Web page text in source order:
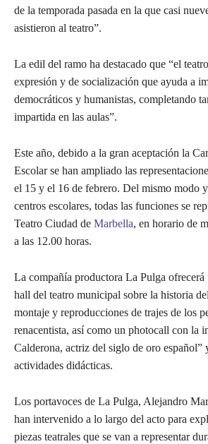
de la temporada pasada en la que casi
asistieron al teatro”.
La edil del ramo ha destacado que “el
expresión y de socialización que ayuda a
democráticos y humanistas, completando
impartida en las aulas”.
Este año, debido a la gran aceptación la
Escolar se han ampliado las
el 15 y el 16 de febrero. Del mismo modo
centros escolares, todas las funciones se
Teatro Ciudad de Marbella, en horario de
a las 12.00 horas.
La compañía productora La Pulga
hall del teatro municipal sobre la historia
montaje y reproducciones de trajes de los
renacentista, así como un photocall con la
Calderona, actriz del siglo de oro español”
actividades didácticas.
Los portavoces de La Pulga, Alejandro
han intervenido a lo largo del acto para
piezas teatrales que se van a representar